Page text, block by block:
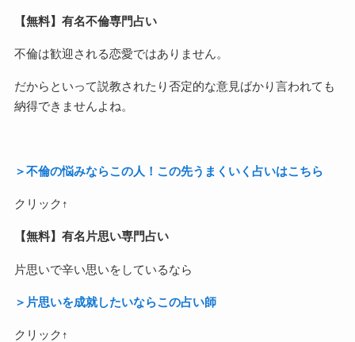
【無料】有名不倫専門占い
不倫は歓迎される恋愛ではありません。
だからといって説教されたり否定的な意見ばかり言われても
納得できませんよね。
＞不倫の悩みならこの人！この先うまくいく占いはこちら
クリック↑
【無料】有名片思い専門占い
片思いで辛い思いをしているなら
＞片思いを成就したいならこの占い師
クリック↑